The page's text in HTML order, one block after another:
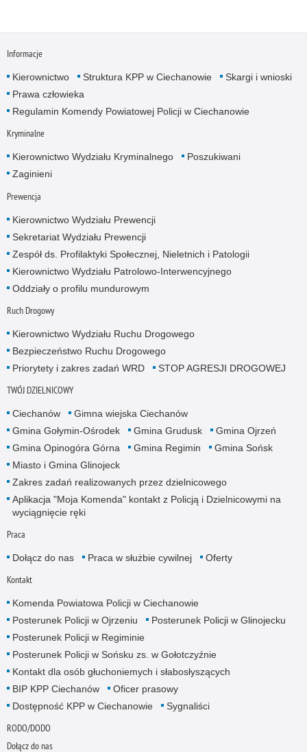
Informacje
Kierownictwo Struktura KPP w Ciechanowie
Skargi i wnioski
Prawa człowieka
Regulamin Komendy Powiatowej Policji w Ciechanowie
Kryminalne
Kierownictwo Wydziału Kryminalnego
Poszukiwani
Zaginieni
Prewencja
Kierownictwo Wydziału Prewencji
Sekretariat Wydziału Prewencji
Zespół ds. Profilaktyki Społecznej, Nieletnich i Patologii
Kierownictwo Wydziału Patrolowo-Interwencyjnego
Oddziały o profilu mundurowym
Ruch Drogowy
Kierownictwo Wydziału Ruchu Drogowego
Bezpieczeństwo Ruchu Drogowego
Priorytety i zakres zadań WRD
STOP AGRESJI DROGOWEJ
TWÓJ DZIELNICOWY
Ciechanów
Gimna wiejska Ciechanów
Gmina Gołymin-Ośrodek
Gmina Grudusk
Gmina Ojrzeń
Gmina Opinogóra Górna
Gmina Regimin
Gmina Sońsk
Miasto i Gmina Glinojeck
Zakres zadań realizowanych przez dzielnicowego
Aplikacja "Moja Komenda" kontakt z Policją i Dzielnicowymi na
wyciągnięcie ręki
Praca
Dołącz do nas Praca w służbie cywilnej Oferty
Kontakt
Komenda Powiatowa Policji w Ciechanowie
Posterunek Policji w Ojrzeniu
Posterunek Policji w Glinojecku
Posterunek Policji w Regiminie
Posterunek Policji w Sońsku zs. w Gołotczyźnie
Kontakt dla osób głuchoniemych i słabosłyszących
BIP KPP Ciechanów
Oficer prasowy
Dostępność KPP w Ciechanowie
Sygnaliści
RODO/DODO
Dołącz do nas